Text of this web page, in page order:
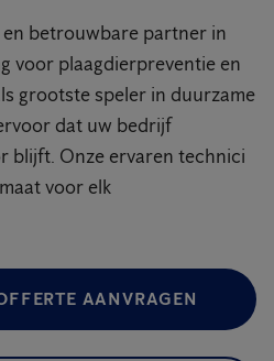
betrouwbare partner in
voor plaagdierpreventie en
grootste speler in duurzame
dat uw bedrijf
blijft. Onze ervaren technici
voor elk
AANVRAGEN